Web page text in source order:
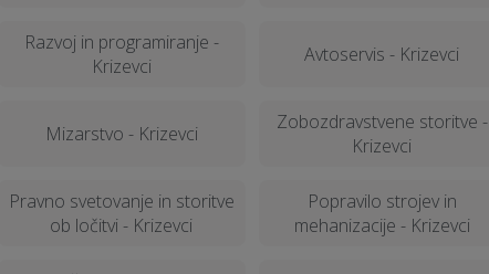
Razvoj in programiranje -
Krizevci
Avtoservis - Krizevci
Mizarstvo - Krizevci
Zobozdravstvene storitve -
Krizevci
Pravno svetovanje in storitve
ob ločitvi - Krizevci
Popravilo strojev in
mehanizacije - Krizevci